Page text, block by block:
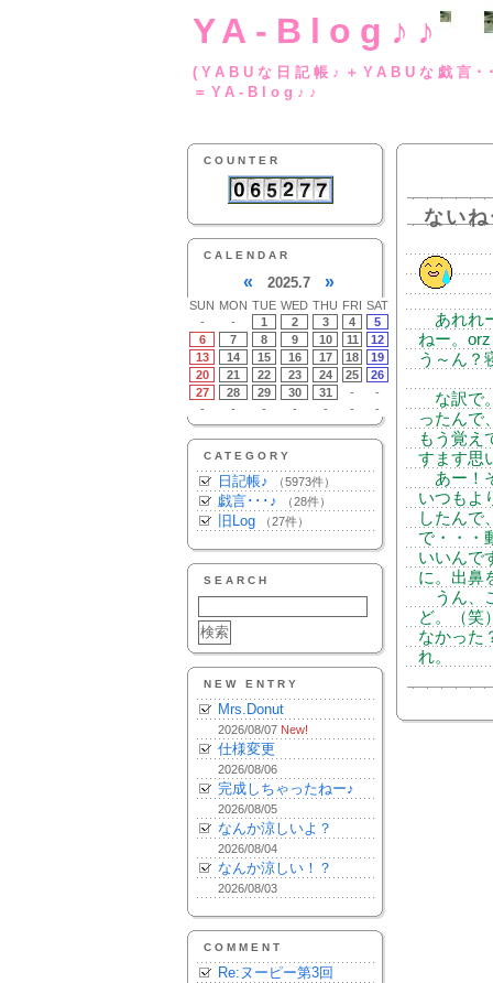
YA-Blog♪♪
(YABUな日記帳♪
＝YA-Blog♪♪
COUNTER
CALENDAR
« 2025.7 »
SUN MON TUE WED THU FRI SAT
-
- 1 2 3 4
5
6
7 8 9 10 11
12
13
14 15 16 17 18
19
20
21 22 23 24 25
26
27
28 29 30 31 -
-
-
- - - - - -
CATEGORY
日記帳♪ （5973件）
戯言･･･♪ （28件）
旧Log （27件）
SEARCH
NEW ENTRY
Mrs.Donut
2026/08/07 New!
仕様変更
2026/08/06
完成しちゃったねー♪
2026/08/05
なんか涼しいよ？
2026/08/04
なんか涼しい！？
2026/08/03
COMMENT
Re:ヌーピー第3回
ない
あれれ
ねー。orz
う～ん？
な訳で
ったんで
もう覚え
すます思
あー！
いつもよ
したんで
で・・・
いいんで
に。出鼻
うん、
ど。（笑
なかった
れ。